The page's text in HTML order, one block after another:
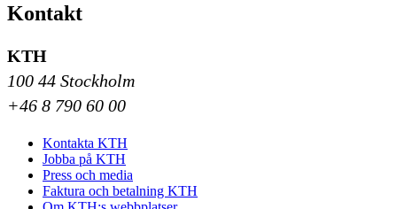
Kontakt
KTH
100 44 Stockholm
+46 8 790 60 00
Kontakta KTH
Jobba på KTH
Press och media
Faktura och betalning KTH